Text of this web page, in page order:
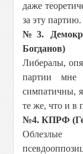
даже
за эту партию.
№3.
Богданов)
Либералы,
партии мне
симпатичны,
те же, что и в
№4. КПРФ